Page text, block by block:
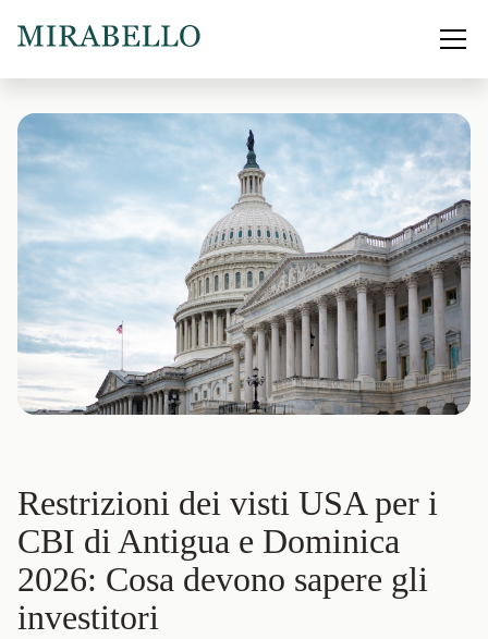
Restrizioni dei visti USA per i
CBI di Antigua e Dominica
2026: Cosa devono sapere gli
investitori